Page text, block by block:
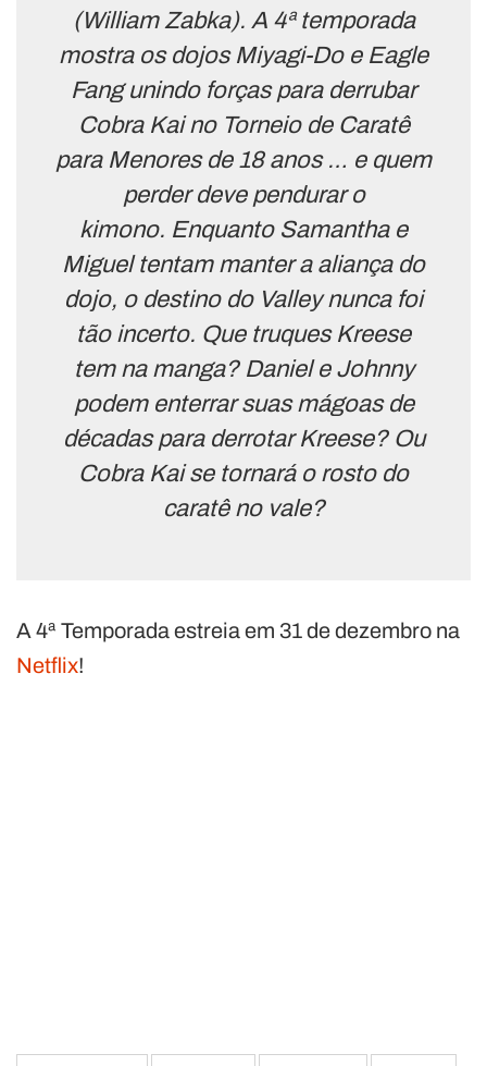
(William Zabka). A 4ª temporada
mostra os dojos Miyagi-Do e Eagle
Fang unindo forças para derrubar
Cobra Kai no Torneio de Caratê
para Menores de 18 anos … e quem
perder deve pendurar o
kimono. Enquanto Samantha e
Miguel tentam manter a aliança do
dojo, o destino do Valley nunca foi
tão incerto. Que truques Kreese
tem na manga? Daniel e Johnny
podem enterrar suas mágoas de
décadas para derrotar Kreese? Ou
Cobra Kai se tornará o rosto do
caratê no vale?
A 4ª Temporada estreia em 31 de dezembro na
Netflix!